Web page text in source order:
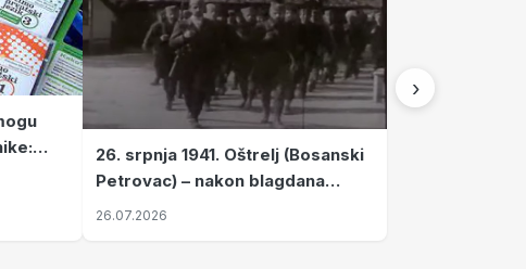
26. srpnja 1941. Oštrelj (Bosanski
Petrovac) – nakon blagdana
Svete Ane izvršen napad srpskih
26.07.2026
›